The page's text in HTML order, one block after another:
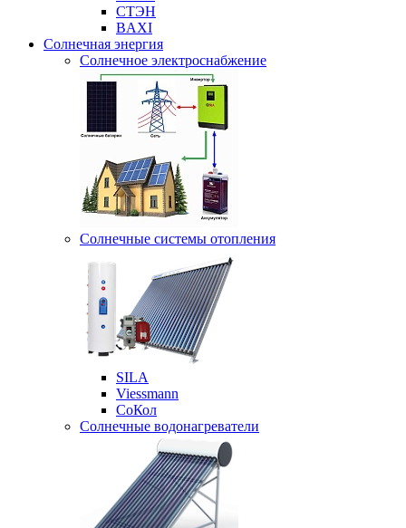
СТЭН
BAXI
Солнечная энергия
Солнечное электроснабжение
Солнечные системы отопления
SILA
Viessmann
СоКол
Солнечные водонагреватели